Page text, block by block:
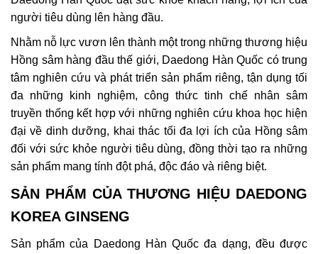
người tiêu dùng lên hàng đầu.
Nhằm nỗ lực vươn lên thành một trong những thương hiệu
Hồng sâm hàng đầu thế giới, Daedong Hàn Quốc có trung
tâm nghiên cứu và phát triển sản phẩm riêng, tận dụng tối
đa những kinh nghiệm, công thức tinh chế nhân sâm
truyền thống kết hợp với những nghiên cứu khoa học hiện
đại về dinh dưỡng, khai thác tối đa lợi ích của Hồng sâm
đối với sức khỏe người tiêu dùng, đồng thời tạo ra những
sản phẩm mang tính đột phá, độc đáo và riêng biệt.
SẢN PHẨM CỦA THƯƠNG HIỆU DAEDONG
KOREA GINSENG
Sản phẩm của Daedong Hàn Quốc đa dạng, đều được